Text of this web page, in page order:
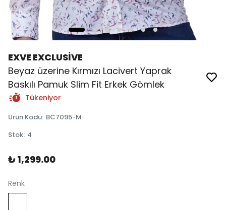
EXVE EXCLUSİVE
Beyaz üzerine Kırmızı Lacivert Yaprak
Baskılı Pamuk Slim Fit Erkek Gömlek
Tükeniyor
Ürün Kodu: BC7095-M
Stok: 4
₺ 1,299.00
Renk